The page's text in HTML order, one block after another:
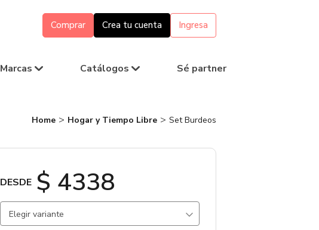
Comprar Crea tu cuenta Ingresa
Marcas Catálogos Sé partner
Home Hogar y Tiempo Libre Set Burdeos
DESDE $ 4338
Elegir variante